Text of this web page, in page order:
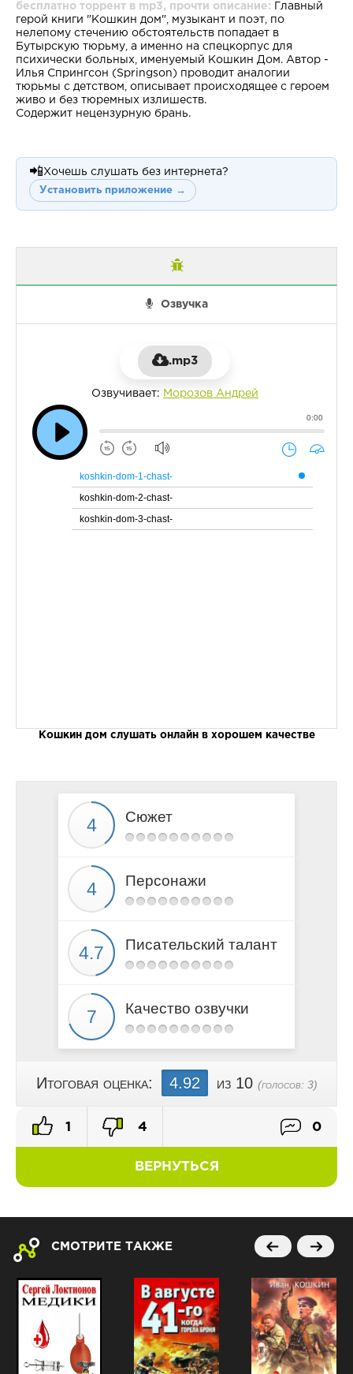
бесплатно торрент в mp3, прочти описание: Главный
герой книги "Кошкин дом", музыкант и поэт, по
нелепому стечению обстоятельств попадает в
Бутырскую тюрьму, а именно на спецкорпус для
психически больных, именуемый Кошкин Дом. Автор -
Илья Спрингсон (Springson) проводит аналогии
тюрьмы с детством, описывает происходящее с героем
живо и без тюремных излишеств.
Содержит нецензурную брань.
📲 Хочешь слушать без интернета?
Установить приложение →
Озвучка
.mp3
Озвучивает: Морозов Андрей
0:00
koshkin-dom-1-chast-
koshkin-dom-2-chast-
koshkin-dom-3-chast-
Кошкин дом слушать онлайн в хорошем качестве
Сюжет
Персонажи
Писательский талант
Качество озвучки
Итоговая оценка: 4.92 из 10 (голосов: 3)
ВЕРНУТЬСЯ
1 4 0
СМОТРИТЕ ТАКЖЕ